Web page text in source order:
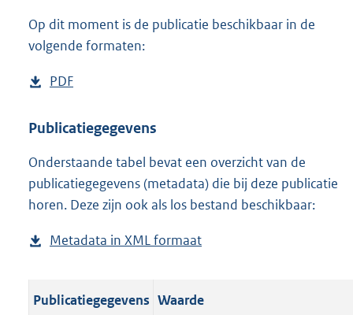
e
n
Op dit moment is de publicatie beschikbaar in de
volgende formaten:
D
w
l
o
a
p
b
PDF
s
a
n
d
g
o
Publicatiegegevens
Onderstaande tabel bevat een overzicht van de
publicatiegegevens (metadata) die bij deze publicatie
horen. Deze zijn ook als los bestand beschikbaar:
Metadata in XML formaat
t
Publicatiegegevens Waarde